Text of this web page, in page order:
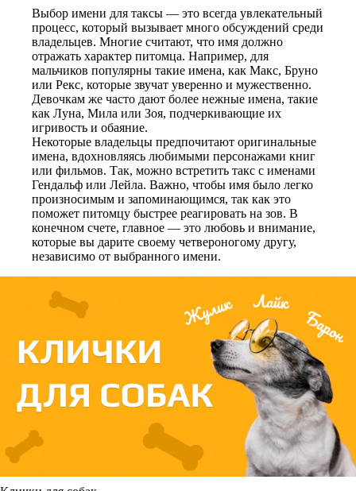
Выбор имени для таксы — это всегда увлекательный
процесс, который вызывает много обсуждений среди
владельцев. Многие считают, что имя должно
отражать характер питомца. Например, для
мальчиков популярны такие имена, как Макс, Бруно
или Рекс, которые звучат уверенно и мужественно.
Девочкам же часто дают более нежные имена, такие
как Луна, Мила или Зоя, подчеркивающие их
игривость и обаяние.
Некоторые владельцы предпочитают оригинальные
имена, вдохновляясь любимыми персонажами книг
или фильмов. Так, можно встретить такс с именами
Гендальф или Лейла. Важно, чтобы имя было легко
произносимым и запоминающимся, так как это
поможет питомцу быстрее реагировать на зов. В
конечном счете, главное — это любовь и внимание,
которые вы дарите своему четвероногому другу,
независимо от выбранного имени.